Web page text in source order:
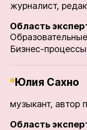
журналист,
Область
Бизнес-
Юлия Сахно
музыкант, автор
Область